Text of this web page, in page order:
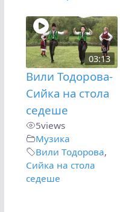
03:13
Вили Тодорова-
Сийка на стола
седеше
5views
Музика
Вили Тодорова,
Сийка на стола
седеше